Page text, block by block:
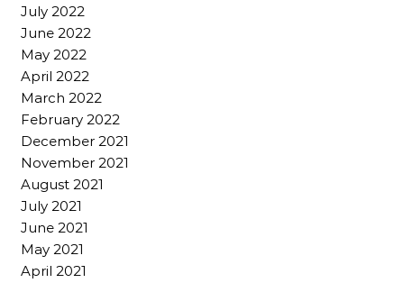
July 2022
June 2022
May 2022
April 2022
March 2022
February 2022
December 2021
November 2021
August 2021
July 2021
June 2021
May 2021
April 2021